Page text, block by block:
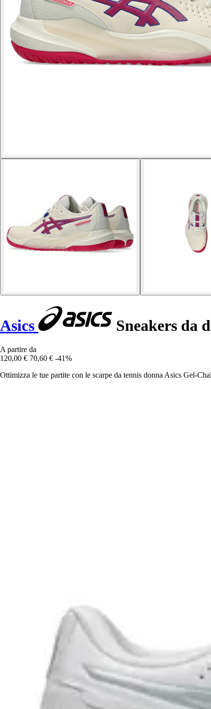
Asics Sneakers da
A partire da
120,00 € 70,60 € -41%
Ottimizza le tue partite con le scarpe da tennis donna Asics Gel-